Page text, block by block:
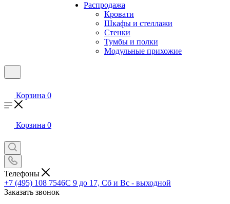
Распродажа
Кровати
Шкафы и стеллажи
Стенки
Тумбы и полки
Модульные прихожие
Корзина 0
Корзина 0
Телефоны
+7 (495) 108 7546С 9 до 17, Сб и Вс - выходной
Заказать звонок